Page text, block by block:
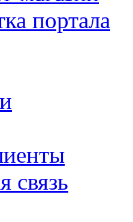
портала
связь